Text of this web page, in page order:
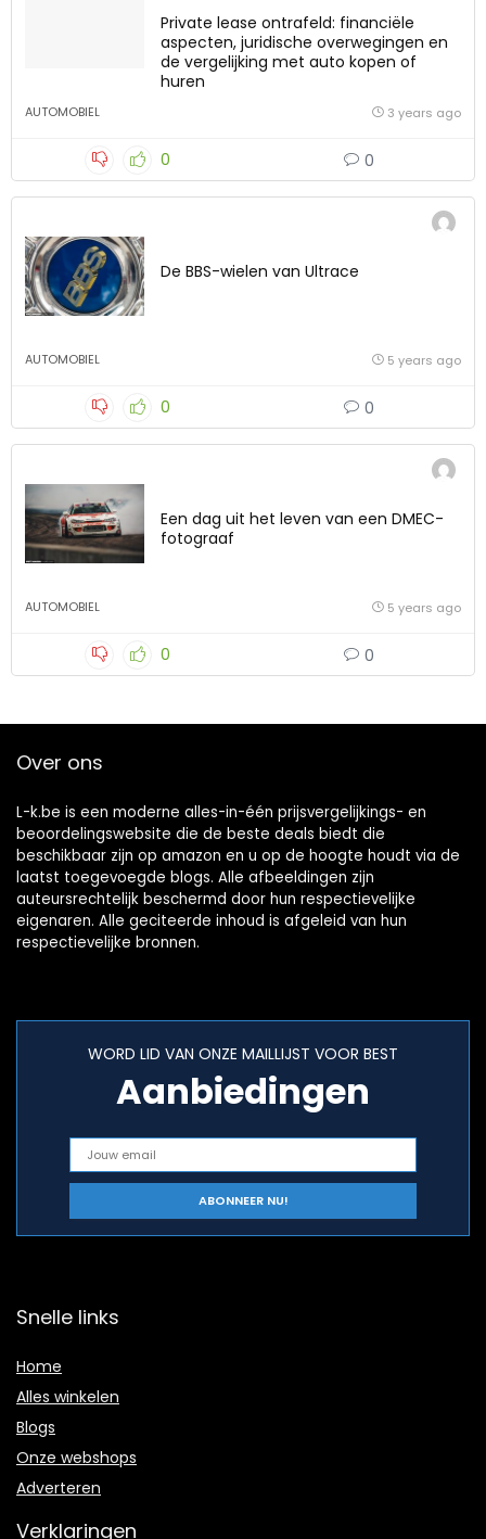
Private lease ontrafeld: financiële
aspecten, juridische overwegingen en
de vergelijking met auto kopen of
huren
AUTOMOBIEL 3 years ago
0 0
De BBS-wielen van Ultrace
AUTOMOBIEL 5 years ago
0 0
Een dag uit het leven van een DMEC-
fotograaf
AUTOMOBIEL 5 years ago
0 0
Over ons
L-k.be is een moderne alles-in-één prijsvergelijkings- en
beoordelingswebsite die de beste deals biedt die
beschikbaar zijn op amazon en u op de hoogte houdt via de
laatst toegevoegde blogs. Alle afbeeldingen zijn
auteursrechtelijk beschermd door hun respectievelijke
eigenaren. Alle geciteerde inhoud is afgeleid van hun
respectievelijke bronnen.
WORD LID VAN ONZE MAILLIJST VOOR BEST
Aanbiedingen
Snelle links
Home
Alles winkelen
Blogs
Onze webshops
Adverteren
Verklaringen